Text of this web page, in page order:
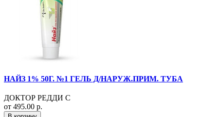
НАЙЗ 1% 50Г. №1 ГЕЛЬ Д/НАРУЖ.ПРИМ. ТУБА
ДОКТОР РЕДДИ С
от 495.00 р.